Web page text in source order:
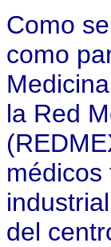
Como
como
la Red
del